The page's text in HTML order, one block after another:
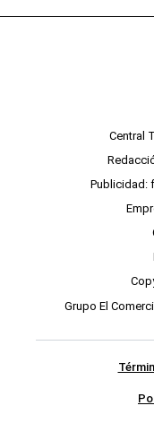
Central
Publicidad:
Grupo El